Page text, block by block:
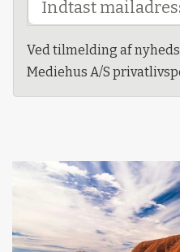
Ved tilmelding af
Mediehus A/S